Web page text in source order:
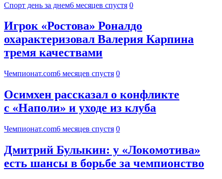
Спорт день за днем6 месяцев спустя 0
Игрок «Ростова» Роналдо
охарактеризовал Валерия Карпина
тремя качествами
Чемпионат.com6 месяцев спустя 0
Осимхен рассказал о конфликте
с «Наполи» и уходе из клуба
Чемпионат.com6 месяцев спустя 0
Дмитрий Булыкин: у «Локомотива»
есть шансы в борьбе за чемпионство